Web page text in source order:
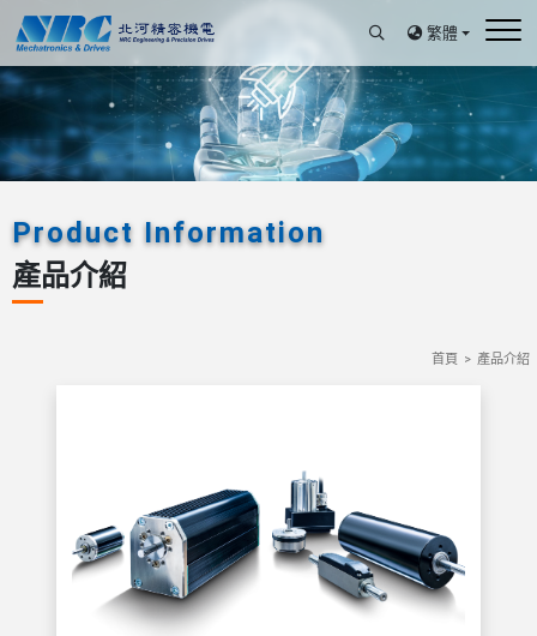
繁體
Product Information
產品介紹
首頁 產品介紹